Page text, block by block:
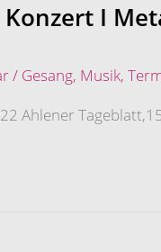
I
/ Gesang, Musik,
Ahlener